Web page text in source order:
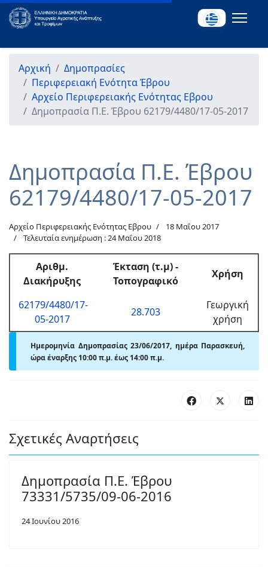
Αρχική
Δημοπρασίες
Περιφερειακή Ενότητα Έβρου
Αρχείο Περιφερειακής Ενότητας Εβρου
Δημοπρασία Π.Ε. Έβρου 62179/4480/17-05-2017
Δημοπρασία Π.Ε. Έβρου
62179/4480/17-05-2017
Αρχείο Περιφερειακής Ενότητας Εβρου
18 Μαΐου 2017
Τελευταία ενημέρωση : 24 Μαΐου 2018
Αριθμ.
Διακήρυξης
Έκταση (τ.μ) -
Τοπογραφικό
Χρήση
62179/4480/17-
05-2017
28.703
Γεωργική
χρήση
Ημερομηνία Δημοπρασίας 23/06/2017, ημέρα Παρασκευή,
ώρα έναρξης 10:00 π.μ. έως 14:00 π.μ.
Σχετικές Αναρτήσεις
Δημοπρασία Π.Ε. Έβρου
73331/5735/09-06-2016
24 Ιουνίου 2016